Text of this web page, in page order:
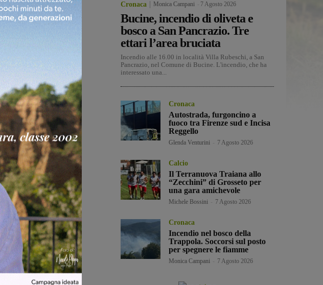
Cronaca Monica Campani 7 Agosto 2026
Bucine, incendio di oliveta e
bosco a San Pancrazio. Tre
ettari l’area bruciata
Incendio alle 16.00 in località Villa Rubeschi, a San
Pancrazio, nel Comune di Bucine. L'incendio, che ha
interessato una...
Cronaca
Autostrada, furgoncino a
fuoco tra Firenze sud e Incisa
Reggello
Glenda Venturini 7 Agosto 2026
Calcio
Il Terranuova Traiana allo
“Zecchini” di Grosseto per
una gara amichevole
Michele Bossini 7 Agosto 2026
Cronaca
Incendio nel bosco della
Trappola. Soccorsi sul posto
per spegnere le fiamme
Monica Campani 7 Agosto 2026